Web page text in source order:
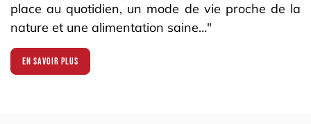
place au quotidien, un mode de vie proche de la
nature et une alimentation saine…"
En savoir plus